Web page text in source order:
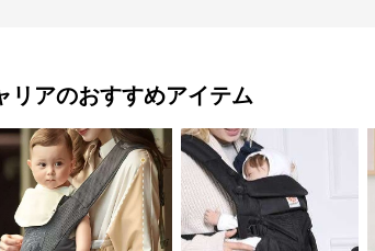
リアのおすすめアイテム